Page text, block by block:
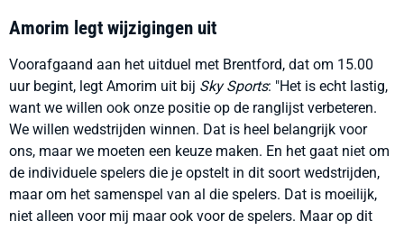
Amorim legt wijzigingen uit
Voorafgaand aan het uitduel met Brentford, dat om 15.00
uur begint, legt Amorim uit bij Sky Sports: "Het is echt lastig,
want we willen ook onze positie op de ranglijst verbeteren.
We willen wedstrijden winnen. Dat is heel belangrijk voor
ons, maar we moeten een keuze maken. En het gaat niet om
de individuele spelers die je opstelt in dit soort wedstrijden,
maar om het samenspel van al die spelers. Dat is moeilijk,
niet alleen voor mij maar ook voor de spelers. Maar op dit